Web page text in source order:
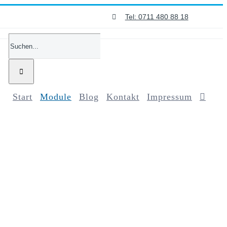
Tel: 0711 480 88 18
Start Module Blog Kontakt Impressum